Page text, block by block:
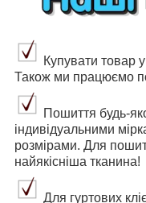
Купувати товар
Також ми працюємо
Пошиття будь-
індивідуальними
розмірами. Для
найякісніша тканина!
Для гуртових